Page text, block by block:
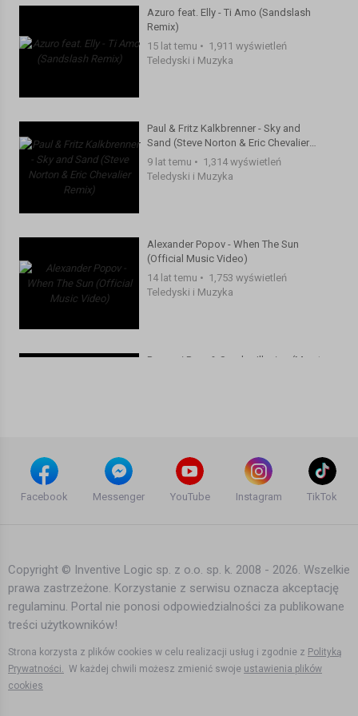
Diplo - Revolution ft. Faustix & Imanos and Kai
Teledyski i Muzyka
Azuro feat. Elly - Ti Amo (Sandslash
Remix)
15 lat temu • 1,911 wyświetleń
Teledyski i Muzyka
Paul & Fritz Kalkbrenner - Sky and
Sand (Steve Norton & Eric Chevalier
Remix)
9 lat temu • 1,314 wyświetleń
Teledyski i Muzyka
Alexander Popov - When The Sun
(Official Music Video)
14 lat temu • 1,753 wyświetleń
Teledyski i Muzyka
Benassi Bros & Sandy - Illusion (Murat
Yomanda - You're Free (Locco Lovers
The 40 Best Vocal Trance Tunes Of
2013 (Episode 3)HD HQ
Facebook Messenger YouTube Instagram TikTok
Copyright © Inventive Logic sp. z o.o. sp. k. 2008 - 2026. Wszelkie
prawa zastrzeżone. Korzystanie z serwisu oznacza akceptację
regulaminu. Portal nie ponosi odpowiedzialności za publikowane
treści użytkowników!
Strona korzysta z plików cookies w celu realizacji usług i zgodnie z Polityką
Prywatności. W każdej chwili możesz zmienić swoje ustawienia plików
cookies